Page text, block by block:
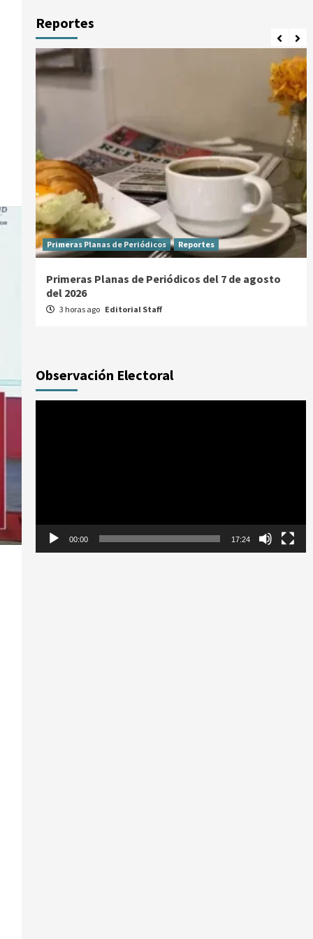
Reportes
Primeras Planas de Periódicos Reportes
Primeras Planas de Periódicos del 7 de agosto
del 2026
3 horas ago Editorial Staff
Observación Electoral
00:00 17:24